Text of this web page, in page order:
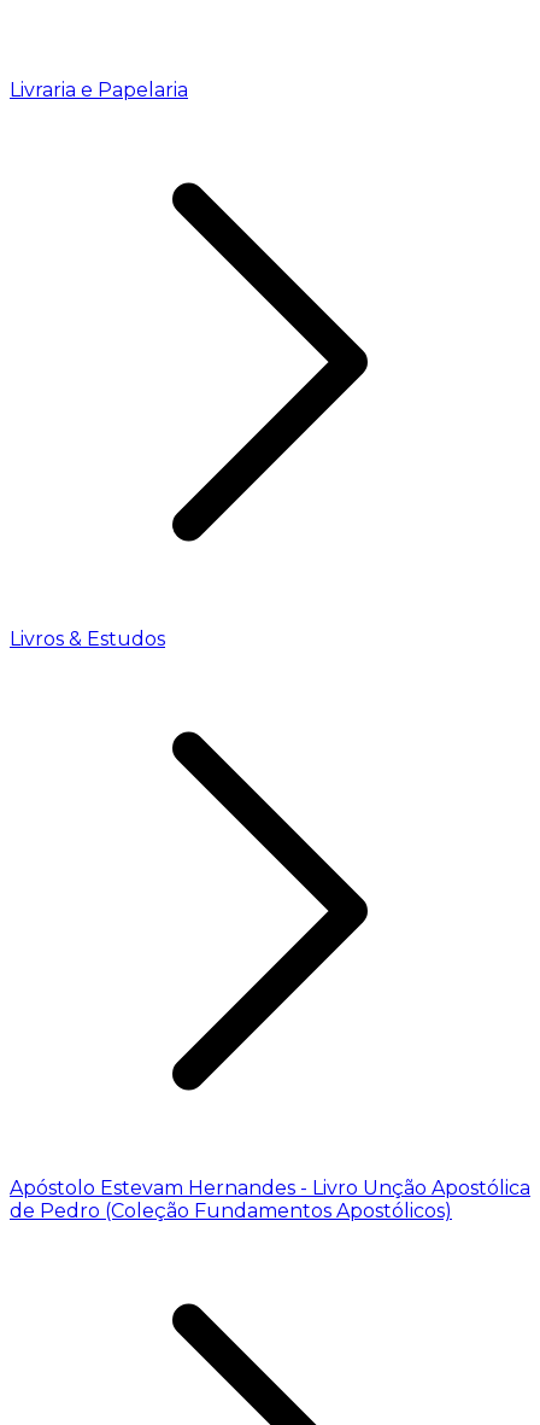
Livraria e Papelaria
Livros & Estudos
Apóstolo Estevam Hernandes - Livro Unção Apostólica
de Pedro (Coleção Fundamentos Apostólicos)